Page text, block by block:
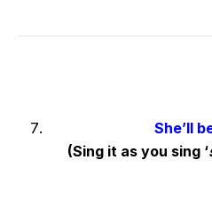
She’ll
(Sing it as you sing ‘